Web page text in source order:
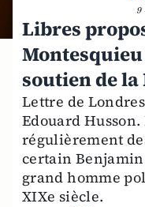
9
Libres
soutien de
Lettre de
Edouard
régulièrement
certain
grand homme
XIXe siècle.